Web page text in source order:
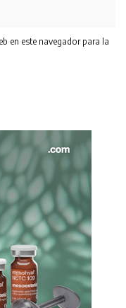
en este navegador para la